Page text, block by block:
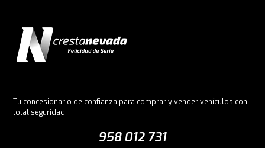
Tu concesionario de confianza para comprar y vender vehículos con
total seguridad.
958 012 731